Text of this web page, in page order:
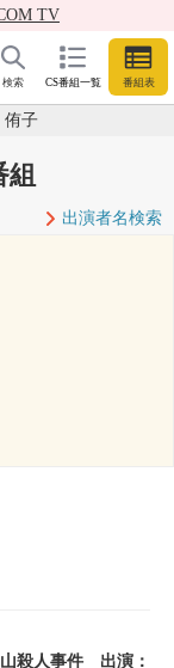
TV
CS番組一覧 番組表
検索
子
出演者名検索
殺人事件 出演：